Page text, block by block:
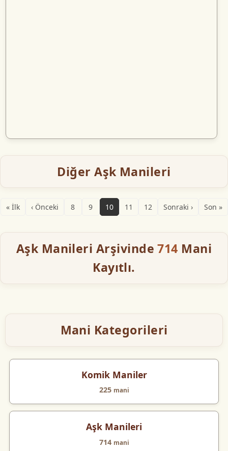
Diğer Aşk Manileri
« İlk ‹ Önceki 8 9 10 11 12 Sonraki › Son »
Aşk Manileri Arşivinde714 Mani
Kayıtlı.
Mani Kategorileri
Komik Maniler
225 mani
Aşk Manileri
714 mani